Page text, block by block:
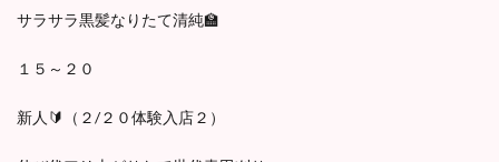
サラサラ黒髪なりたて清純🏫
１５～２０
新人🔰（２/２０体験入店２）